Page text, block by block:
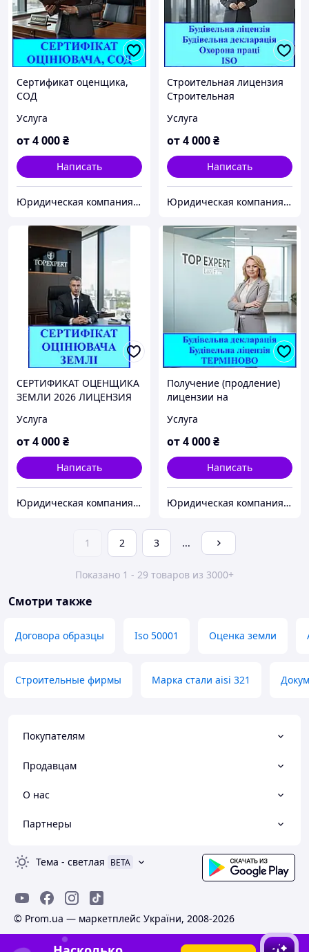
Сертификат оценщика,
СОД
Услуга
от4 000₴
Написать
Юридическая компания TopExpert "Всеукраинский экспертно-лицензионный центр" Адвокаты
Строительная лицензия
Строительная
CC2 CC3 УСЛУГА
Услуга
от4 000₴
Написать
Юридическая компания TopExpert "Всеукраинский экспертно-лицензионный центр" Адвокаты
СЕРТИФИКАТ ОЦЕНЩИКА
ЗЕМЛИ 2026 ЛИЦЕНЗИЯ
ПОЛУЧЕНИИ
СЕРТИФИКАТА Услуга
Услуга
от4 000₴
Написать
Юридическая компания TopExpert "Всеукраинский экспертно-лицензионный центр" Адвокаты
Получение (продление)
лицензии на
Строительная
декларация Услуга
Услуга
от4 000₴
Написать
Юридическая компания TopExpert "Всеукраинский экспертно-лицензионный центр" Адвокаты
1 2 3 ...
Показано 1 - 29 товаров из 3000+
Смотри также
Договора образцы Iso 50001 Оценка земли
Строительные фирмы Марка стали aisi 321
Покупателям
Продавцам
О нас
Партнеры
Тема - светлая BETA
© Prom.ua — маркетплейс України, 2008-2026